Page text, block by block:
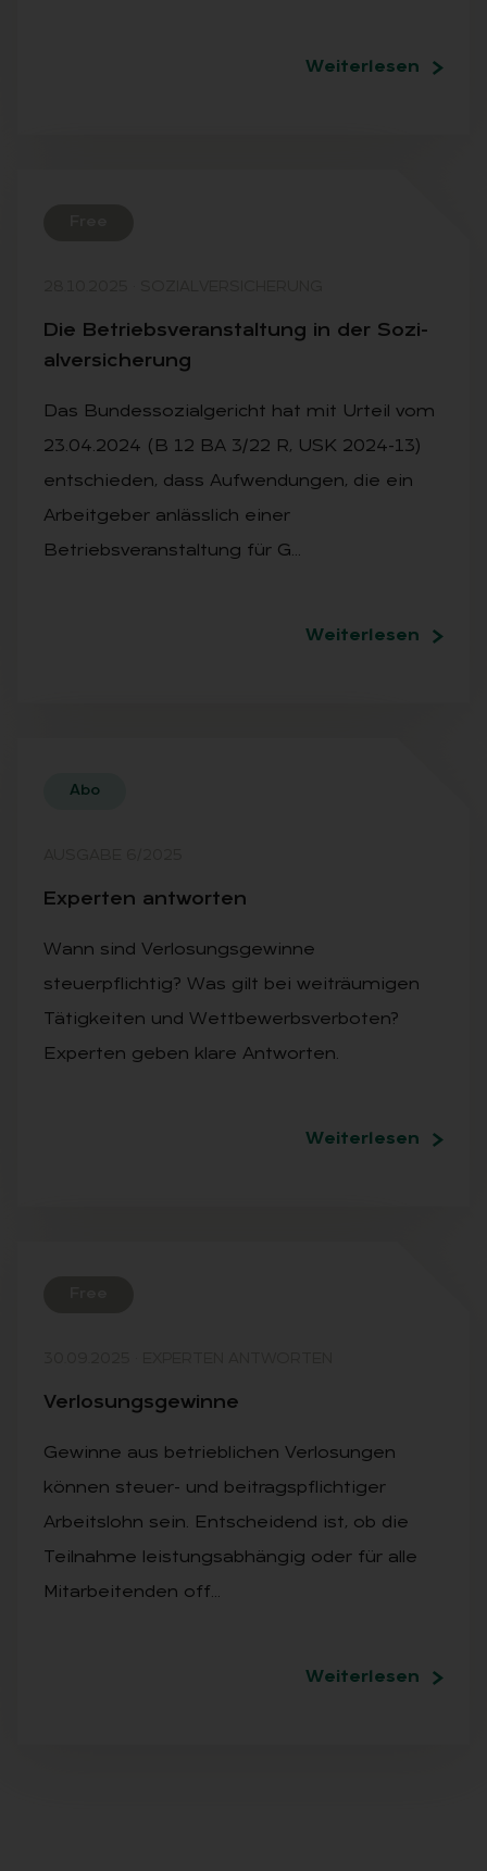
Weiterlesen
Die Be­triebs­ver­an­stal­tung in der So­zi­
al­ver­si­che­rung
Das Bundessozialgericht hat mit Urteil vom
23.04.2024 (B 12 BA 3/22 R, USK 2024-13)
entschieden, dass Aufwendungen, die ein
Arbeitgeber anlässlich einer
Betriebsveranstaltung für G…
Weiterlesen
Abo
Ex­per­ten ant­wor­ten
Wann sind Verlosungsgewinne
steuerpflichtig? Was gilt bei weiträumigen
Tätigkeiten und Wettbewerbsverboten?
Experten geben klare Antworten.
Weiterlesen
Ver­lo­sungs­ge­win­ne
Gewinne aus betrieblichen Verlosungen
können steuer- und beitragspflichtiger
Arbeitslohn sein. Entscheidend ist, ob die
Teilnahme leistungsabhängig oder für alle
Mitarbeitenden off…
Weiterlesen